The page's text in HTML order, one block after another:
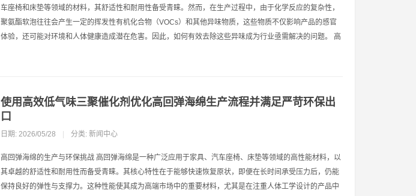
车座椅和床垫等领域的材料，其舒适性和耐用性备受青睐。然而，在生产过程中，由于化学反应的复杂性，
聚氨酯软泡往往会产生一定的挥发性有机化合物（VOCs）和其他异味物质，这些物质不仅影响产品的感官
体验，还可能对环境和人体健康造成潜在危害。因此，如何有效去除这些异味成为行业亟需解决的问题。 高
使用高效低气味三聚催化剂优化高回弹海绵生产流程并满足严苛环保出
口
日期: 2026/05/28 分类: 新闻中心
高回弹海绵的生产与环保挑战 高回弹海绵是一种广泛应用于家具、汽车座椅、床垫等领域的高性能材料，以
其卓越的舒适性和耐用性而备受青睐。其核心特性在于能够快速恢复原状，即便在长时间承受压力后，仍能
保持良好的弹性与支撑力。这种性能使其成为高端市场中的重要材料，尤其是在注重人体工学设计的产品中